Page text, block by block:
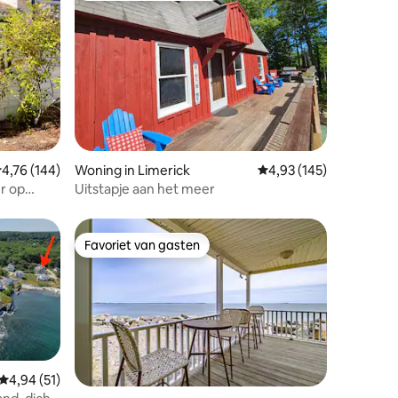
beoordeling van 4,76 op 5, 144 recensies
4,76 (144)
op
Woning in Limerick Gemiddelde
4,93 (145)
Uitstapje aan het meer
beoordeling van 4,94 op 5, 51 recensies
4,94 (51)
Favoriet van gasten
Favoriet van gasten